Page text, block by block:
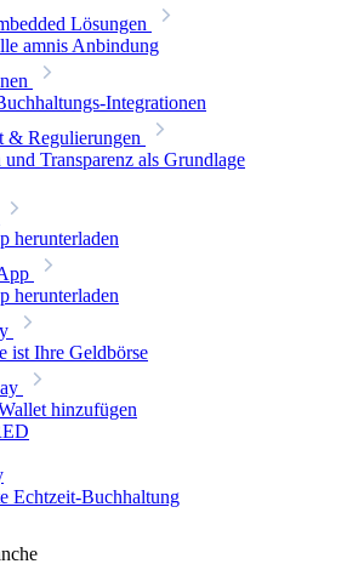
Lösungen
amnis Anbindung
Integrationen
& Regulierungen
und Transparenz als Grundlage
herunterladen
herunterladen
ist Ihre Geldbörse
hinzufügen
Echtzeit-Buchhaltung